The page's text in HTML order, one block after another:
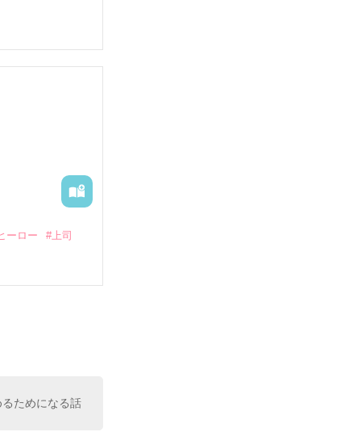
閥御曹司に
影恭司その
れた上、二
ーロー #上司
居まで提案
ためになる話